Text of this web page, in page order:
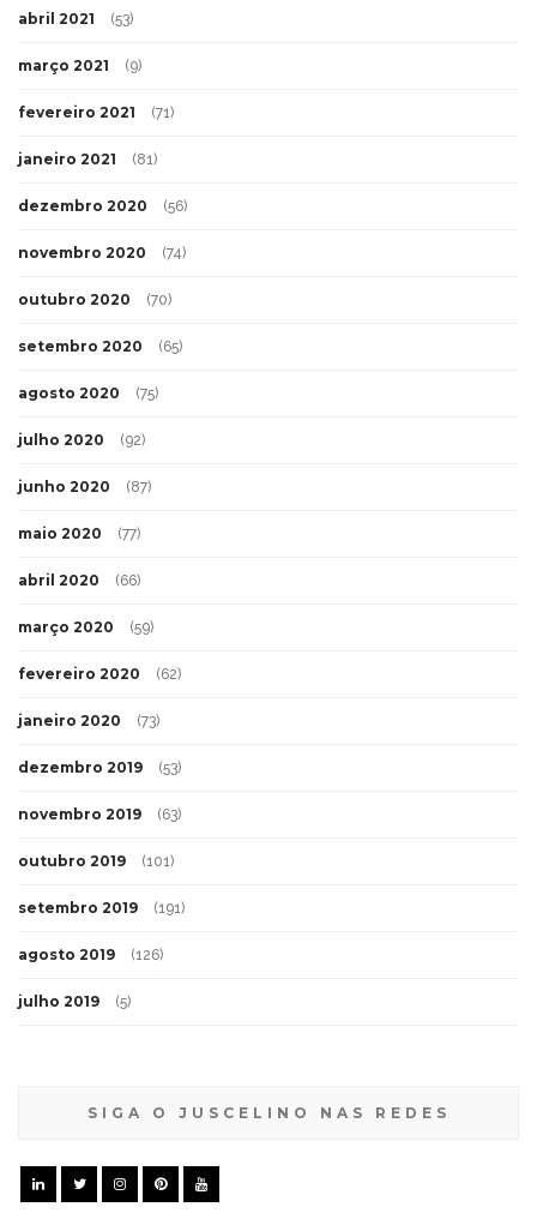
abril 2021 (53)
março 2021 (9)
fevereiro 2021 (71)
janeiro 2021 (81)
dezembro 2020 (56)
novembro 2020 (74)
outubro 2020 (70)
setembro 2020 (65)
agosto 2020 (75)
julho 2020 (92)
junho 2020 (87)
maio 2020 (77)
abril 2020 (66)
março 2020 (59)
fevereiro 2020 (62)
janeiro 2020 (73)
dezembro 2019 (53)
novembro 2019 (63)
outubro 2019 (101)
setembro 2019 (191)
agosto 2019 (126)
julho 2019 (5)
SIGA O JUSCELINO NAS REDES